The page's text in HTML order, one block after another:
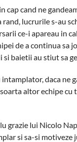
cap cand ne
lucrurile s-au
ce-i apareau in
de a continua sa
si baietii au stiut sa
daca
altor echipe
grazie lui Nicolo
si sa-si